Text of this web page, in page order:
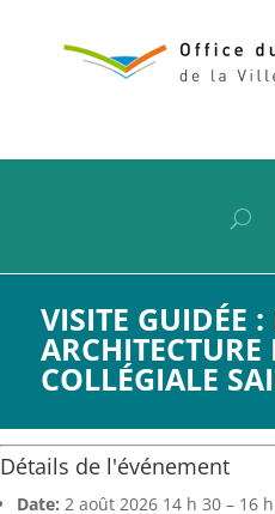
VISITE GUIDÉE
ARCHITECTURE
COLLÉGIALE
Détails de l'événement
Date: 2 août 2026 14 h 30 – 16